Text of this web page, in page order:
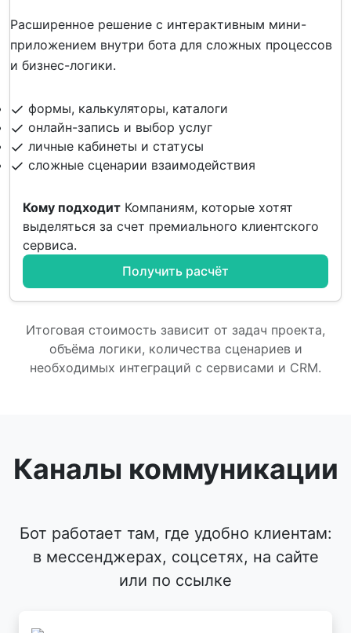
Расширенное решение с интерактивным мини-
приложением внутри бота для сложных процессов
и бизнес-логики.
формы, калькуляторы, каталоги
онлайн-запись и выбор услуг
личные кабинеты и статусы
сложные сценарии взаимодействия
Кому подходит Компаниям, которые хотят
выделяться за счет премиального клиентского
сервиса.
Получить расчёт
Итоговая стоимость зависит от задач проекта,
объёма логики, количества сценариев и
необходимых интеграций с сервисами и CRM.
Каналы коммуникации
Бот работает там, где удобно клиентам:
в мессенджерах, соцсетях, на сайте
или по ссылке